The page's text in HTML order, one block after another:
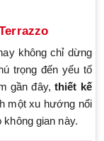
không chỉ dừng
trọng đến yếu tố
gần đây,thiết kế
một xu hướng nổi
gian này.